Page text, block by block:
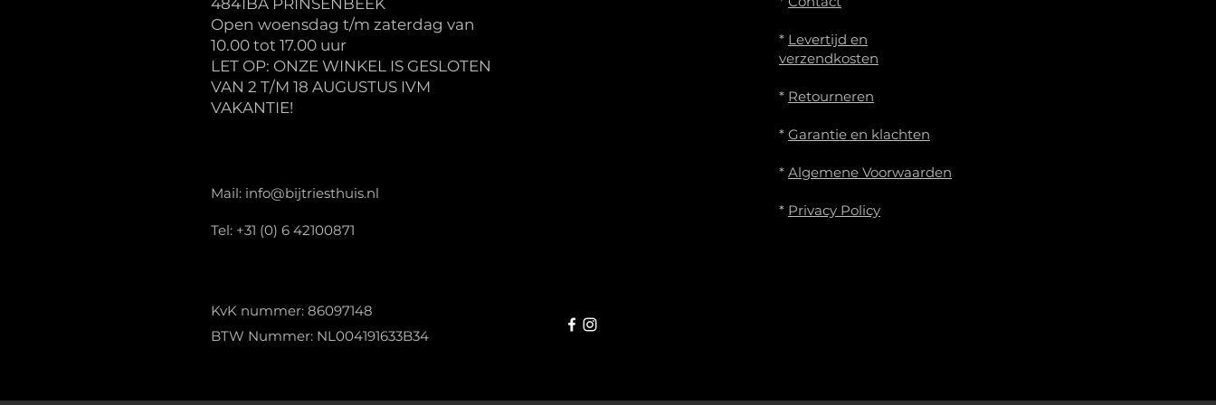
Open woensdag t/m zaterdag van
10.00 tot 17.00 uur
LET OP: ONZE WINKEL IS GESLOTEN
VAN 2 T/M 18 AUGUSTUS IVM
VAKANTIE!
Mail: info@bijtriesthuis.nl
Tel: +31 (0) 6 42100871
* Levertijd en
verzendkosten
* Retourneren
* Garantie en klachten
* Algemene Voorwaarden
* Privacy Policy
KvK nummer: 86097148
BTW Nummer: NL004191633B34